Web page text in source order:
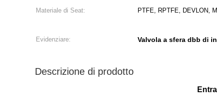
Materiale di Seat:
PTFE, RPTFE, DEVLON,
Evidenziare: Valvola a sfera dbb di
Descrizione di prodotto